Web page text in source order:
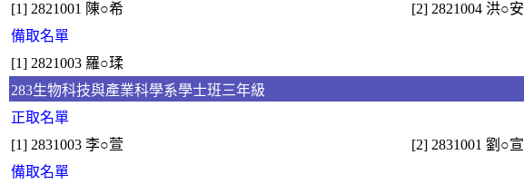
[1] 2821001 陳○希
[2] 2821004 洪○安
備取名單
[1] 2821003 羅○瑈
283生物科技與產業科學系學士班三年級
正取名單
[1] 2831003 李○萱
[2] 2831001 劉○宣
備取名單